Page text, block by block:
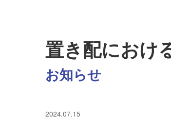
置き配におけ
お知らせ
2024.07.15